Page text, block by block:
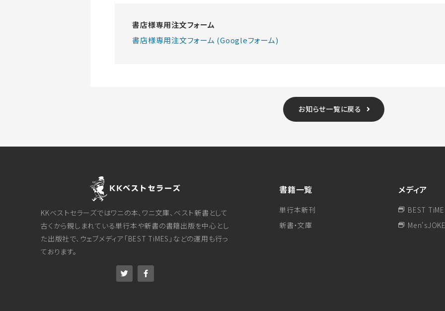
書店様専用注文フォーム
書店様専用注文フォーム (Googleフォーム)
お知らせ一覧に戻る
KKベストセラーズではワニの本、ワニ文庫、ベスト新書として
古くから親しまれている単行本や新書の書籍出版を中心とし
た出版社で、ウェブメディア「BEST TiMES」などの運用も行っ
ております。
書籍一覧
単行本新刊
新書・文庫
メディア
BEST